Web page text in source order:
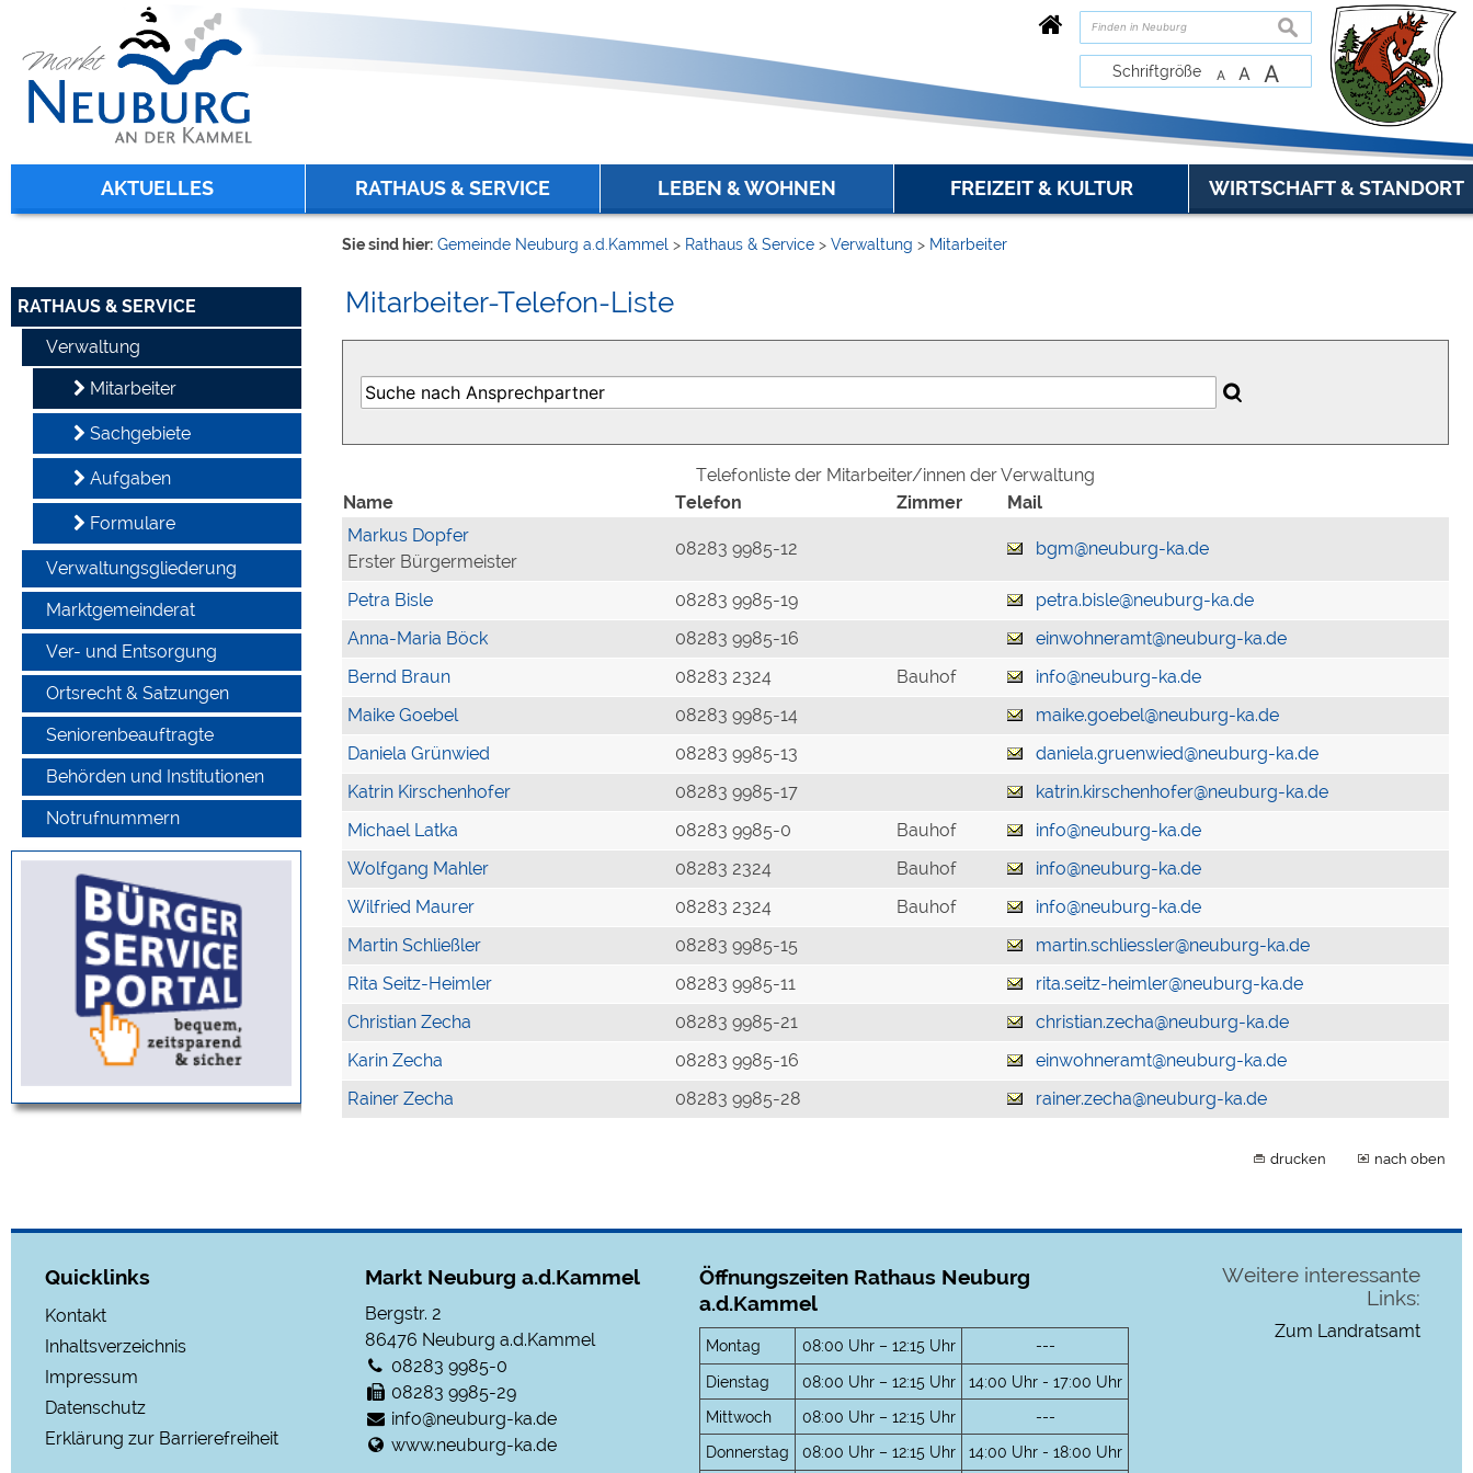
zur Navigation oder zur Startseitespringen.
suchen
Schriftgröße A A A
AKTUELLES RATHAUS & SERVICE LEBEN & WOHNEN FREIZEIT & KULTUR WIRTSCHAFT & STANDORT
RATHAUS & SERVICE
Verwaltung
Mitarbeiter
Sachgebiete
Aufgaben
Formulare
Verwaltungsgliederung
Marktgemeinderat
Ver- und Entsorgung
Ortsrecht & Satzungen
Seniorenbeauftragte
Behörden und Institutionen
Notrufnummern
Sie sind hier: Gemeinde Neuburg a.d.Kammel > Rathaus & Service > Verwaltung > Mitarbeiter
Mitarbeiter-Telefon-Liste
Telefonliste der Mitarbeiter/innen der Verwaltung
Name
Telefon Zimmer
Mail
Markus Dopfer
Erster Bürgermeister
08283 9985-12 bgm@neuburg-ka.de
Petra Bisle 08283 9985-19
petra.bisle@neuburg-ka.de
Anna-Maria Böck
08283 9985-16
einwohneramt@neuburg-ka.de
Bernd Braun
08283 2324 Bauhof
info@neuburg-ka.de
Maike Goebel
08283 9985-14
maike.goebel@neuburg-ka.de
Daniela Grünwied
08283 9985-13
daniela.gruenwied@neuburg-ka.de
Katrin Kirschenhofer
08283 9985-17
katrin.kirschenhofer@neuburg-ka.de
Michael Latka
08283 9985-0 Bauhof
info@neuburg-ka.de
Wolfgang Mahler
08283 2324 Bauhof
info@neuburg-ka.de
Wilfried Maurer
08283 2324 Bauhof
info@neuburg-ka.de
Martin Schließler
08283 9985-15
martin.schliessler@neuburg-ka.de
Rita Seitz-Heimler
08283 9985-11
rita.seitz-heimler@neuburg-ka.de
Christian Zecha
08283 9985-21
christian.zecha@neuburg-ka.de
Karin Zecha
08283 9985-16
einwohneramt@neuburg-ka.de
Rainer Zecha
08283 9985-28 rainer.zecha@neuburg-ka.de
drucken nach oben
Quicklinks
Kontakt
Inhaltsverzeichnis
Impressum
Datenschutz
Erklärung zur Barrierefreiheit
Markt Neuburg a.d.Kammel
Bergstr. 2
86476 Neuburg a.d.Kammel
08283 9985-0
08283 9985-29
info@neuburg-ka.de
www.neuburg-ka.de
Öffnungszeiten Rathaus Neuburg
a.d.Kammel
Montag 08:00 Uhr – 12:15 Uhr
---
Dienstag
08:00 Uhr – 12:15 Uhr
14:00 Uhr - 17:00 Uhr
Mittwoch
08:00 Uhr – 12:15 Uhr
---
Donnerstag
08:00 Uhr – 12:15 Uhr 14:00 Uhr - 18:00 Uhr
Weitere interessante
Links:
Zum Landratsamt